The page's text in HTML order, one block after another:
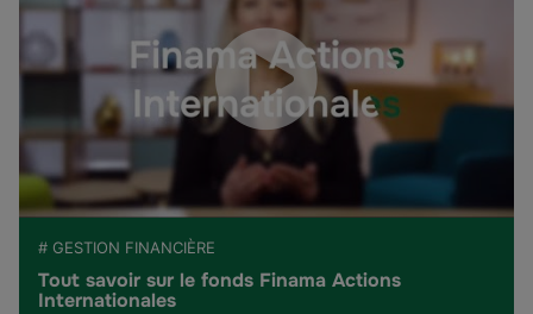
# GESTION FINANCIÈRE
Tout savoir sur le fonds Finama Actions
Internationales